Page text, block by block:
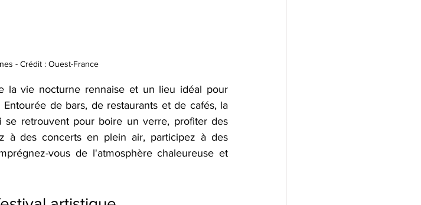
- Crédit : Ouest-France
la vie nocturne rennaise et un lieu idéal pour
de bars, de restaurants et de cafés, la
se retrouvent pour boire un verre, profiter des
à des concerts en plein air, participez à des
vous de l'atmosphère chaleureuse et